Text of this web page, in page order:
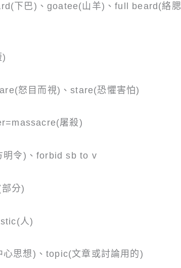
下巴)、goatee(山羊)、full beard(絡腮
)
怒目而視)、stare(恐懼害怕)
屠殺)
明令)、forbid sb to v
分)
人)
思想)、topic(文章或討論用的)